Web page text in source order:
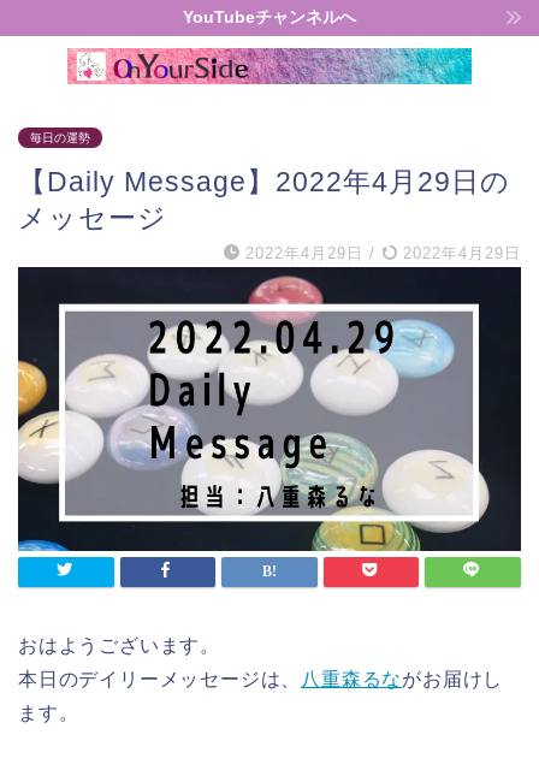
YouTubeチャンネルへ
毎日の運勢
【Daily Message】2022年4月29日の
メッセージ
2022年4月29日 / 2022年4月29日
おはようございます。
本日のデイリーメッセージは、
八重森るながお届けし
ます。